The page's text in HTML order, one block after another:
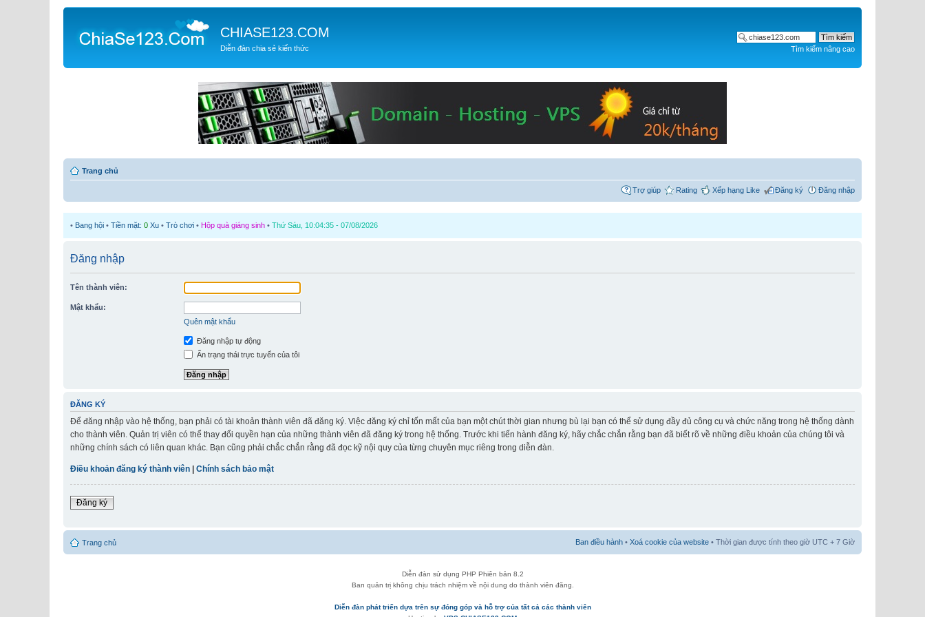
CHIASE123.COM
Diễn đàn chia sẻ kiến thức Tìm kiếm nâng cao
Trang chủ
Trợ giúp Rating Xếp hạng Like Đăng ký Đăng nhập
• Bang hội • Tiền mặt: 0 Xu • Trò chơi • Hộp quà giáng sinh • Thứ Sáu, 10:04:35 - 07/08/2026
Đăng nhập
Tên thành viên:
Mật khẩu:
Quên mật khẩu
Đăng nhập tự động
Ẩn trạng thái trực tuyến của tôi
ĐĂNG KÝ
Để đăng nhập vào hệ thống, bạn phải có tài khoản thành viên đã đăng ký. Việc đăng ký chỉ tốn mất của bạn một chút thời gian nhưng bù lại bạn có thể sử dụng đầy đủ công cụ và chức năng trong hệ thống dành
cho thành viên. Quản trị viên có thể thay đổi quyền hạn của những thành viên đã đăng ký trong hệ thống. Trước khi tiến hành đăng ký, hãy chắc chắn rằng bạn đã biết rõ về những điều khoản của chúng tôi và
những chính sách có liên quan khác. Bạn cũng phải chắc chắn rằng đã đọc kỹ nội quy của từng chuyên mục riêng trong diễn đàn.
Điều khoản đăng ký thành viên Chính sách bảo mật
Đăng ký
Trang chủ Ban điều hành • Xoá cookie của website • Thời gian được tính theo giờ UTC + 7 Giờ
Diễn đàn sử dụng PHP Phiên bản 8.2
Ban quản trị không chịu trách nhiệm về nội dung do thành viên đăng.
Diễn đàn phát triển dựa trên sự đóng góp và hỗ trợ của tất cả các thành viên